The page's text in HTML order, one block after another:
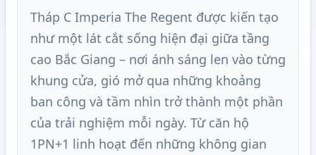
Tháp C Imperia The Regent được kiến tạo
như một lát cắt sống hiện đại giữa tầng
cao Bắc Giang – nơi ánh sáng len vào từng
khung cửa, gió mở qua những khoảng
ban công và tầm nhìn trở thành một phần
của trải nghiệm mỗi ngày. Từ căn hộ
1PN+1 linh hoạt đến những không gian